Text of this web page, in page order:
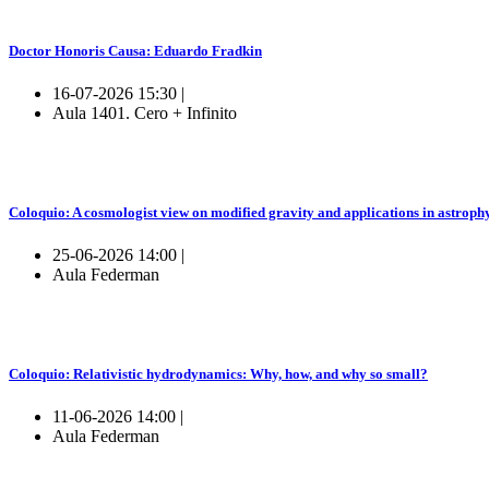
Doctor Honoris Causa: Eduardo Fradkin
16-07-2026 15:30 |
Aula 1401. Cero + Infinito
Coloquio: A cosmologist view on modified gravity and applications in
25-06-2026 14:00 |
Aula Federman
Coloquio: Relativistic hydrodynamics: Why, how, and why so small?
11-06-2026 14:00 |
Aula Federman